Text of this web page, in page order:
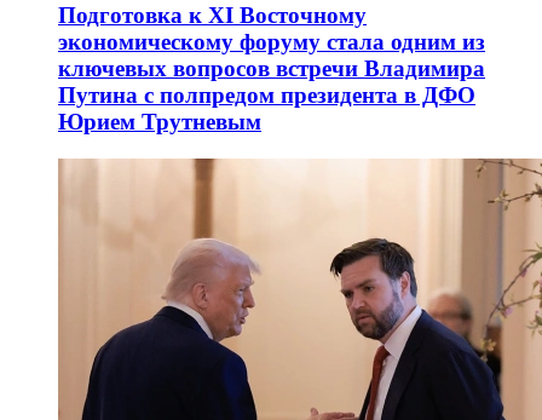
Подготовка к XI Восточному
экономическому форуму стала одним из
ключевых вопросов встречи Владимира
Путина с полпредом президента в ДФО
Юрием Трутневым